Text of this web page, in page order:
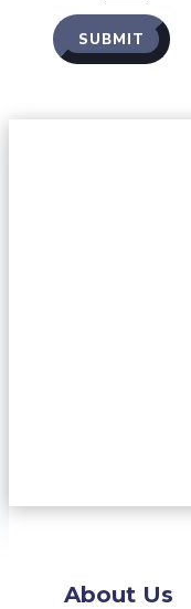
SUBMIT
About Us